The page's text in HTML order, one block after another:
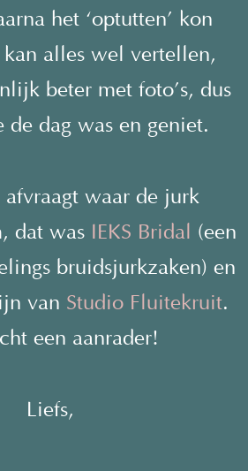
het ‘optutten’ kon
alles wel vertellen,
beter met foto’s, dus
de dag was en geniet.
afvraagt waar de jurk
dat was IEKS Bridal (een
bruidsjurkzaken) en
van Studio Fluitekruit.
een aanrader!
Liefs,